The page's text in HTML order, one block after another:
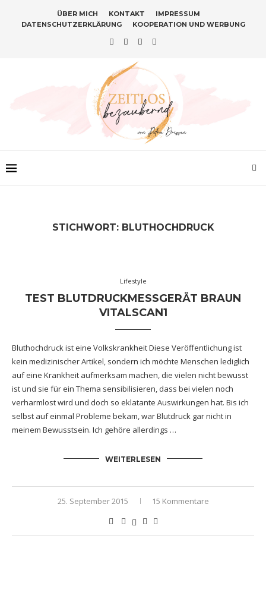
ÜBER MICH KONTAKT
IMPRESSUM
DATENSCHUTZERKLÄRUNG
KOOPERATION UND WERBUNG
STICHWORT: BLUTHOCHDRUCK
Lifestyle
TEST BLUTDRUCKMESSGERÄT BRAUN
VITALSCAN1
Bluthochdruck ist eine Volkskrankheit Diese Veröffentlichung ist
kein medizinischer Artikel, sondern ich möchte Menschen lediglich
auf eine Krankheit aufmerksam machen, die vielen nicht bewusst
ist und sie für ein Thema sensibilisieren, dass bei vielen noch
verharmlost wird und doch so eklatante Auswirkungen hat. Bis ich
selbst auf einmal Probleme bekam, war Blutdruck gar nicht in
meinem Bewusstsein. Ich gehöre allerdings …
WEITERLESEN
25. September 2015 15 Kommentare